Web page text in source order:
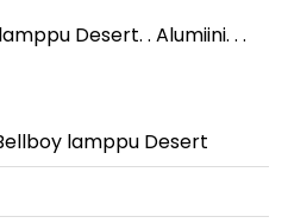
Desert. . Alumiini. . .
lamppu Desert